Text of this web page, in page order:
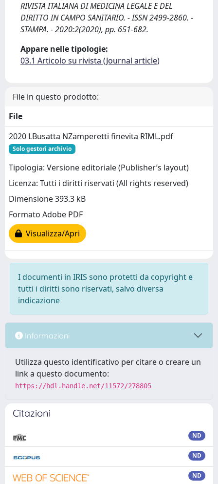
RIVISTA ITALIANA DI MEDICINA LEGALE E DEL
DIRITTO IN CAMPO SANITARIO. - ISSN 2499-2860. -
STAMPA. - 2020:2(2020), pp. 651-682.
Appare nelle tipologie:
03.1 Articolo su rivista (Journal article)
File in questo prodotto:
File
2020 LBusatta NZamperetti finevita RIML.pdf
Solo gestori archivio
Tipologia: Versione editoriale (Publisher’s layout)
Licenza: Tutti i diritti riservati (All rights reserved)
Dimensione 393.3 kB
Formato Adobe PDF
Visualizza/Apri
I documenti in IRIS sono protetti da copyright e
tutti i diritti sono riservati, salvo diversa
indicazione
Informazioni
Utilizza questo identificativo per citare o creare un
link a questo documento:
https://hdl.handle.net/11572/278805
Citazioni
ND
ND
ND